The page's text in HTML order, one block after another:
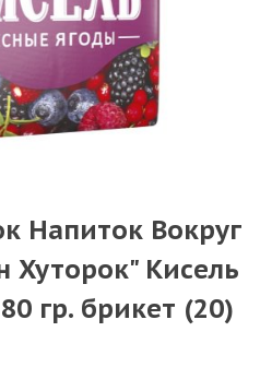
Напиток Вокруг
Хуторок" Кисель
гр. брикет (20)